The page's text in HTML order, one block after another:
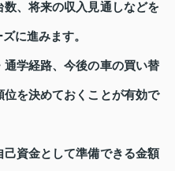
、将来の収入見通しなどを
に進みます。
学経路、今後の車の買い替
を決めておくことが有効で
資金として準備できる金額